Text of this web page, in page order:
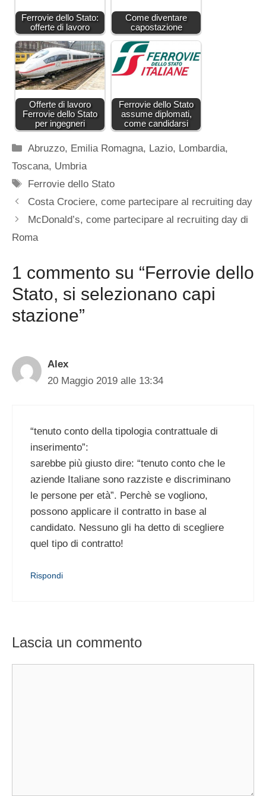
Ferrovie dello Stato:
offerte di lavoro
Come diventare
capostazione
Offerte di lavoro
Ferrovie dello Stato
per ingegneri
Ferrovie dello Stato
assume diplomati,
come candidarsi
Categorie
Abruzzo, Emilia Romagna, Lazio, Lombardia,
Toscana, Umbria
Tag
Ferrovie dello Stato
Costa Crociere, come partecipare al recruiting day
McDonald’s, come partecipare al recruiting day di
Roma
1 commento su “Ferrovie dello
Stato, si selezionano capi
stazione”
Alex
20 Maggio 2019 alle 13:34
“tenuto conto della tipologia contrattuale di
inserimento”:
sarebbe più giusto dire: “tenuto conto che le
aziende Italiane sono razziste e discriminano
le persone per età”. Perchè se vogliono,
possono applicare il contratto in base al
candidato. Nessuno gli ha detto di scegliere
quel tipo di contratto!
Rispondi
Lascia un commento